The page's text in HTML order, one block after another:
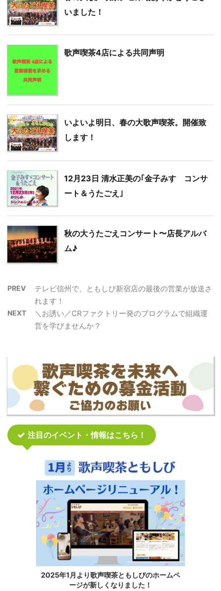
いました！
歌声喫茶4店による共同声明
いよいよ明日、春の大歌声喫茶。開催致
します！
12月23日 清水正美の｢金子みすゞコンサ
ート＆うたごえ｣
秋の大うたごえコンサート〜店長アルバ
ム♪
PREV
テレビ信州で、ともしび新宿店の最後の営業が放送さ
れます！
NEXT
＼お誘い／CRファクトリー発のプログラムで組織運
営を学びませんか？
注目のイベント・情報はこちら！
2025年1月より歌声喫茶ともしびのホームペ
ージが新しくなりました！